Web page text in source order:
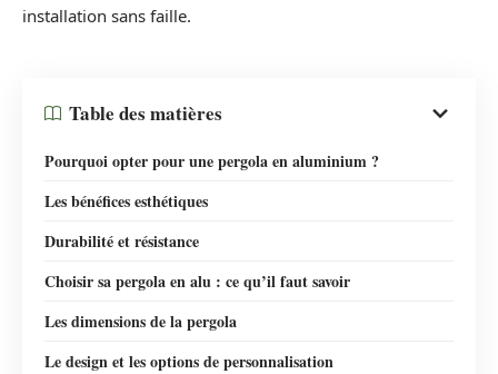
installation sans faille.
Table des matières
Pourquoi opter pour une pergola en aluminium ?
Les bénéfices esthétiques
Durabilité et résistance
Choisir sa pergola en alu : ce qu’il faut savoir
Les dimensions de la pergola
Le design et les options de personnalisation